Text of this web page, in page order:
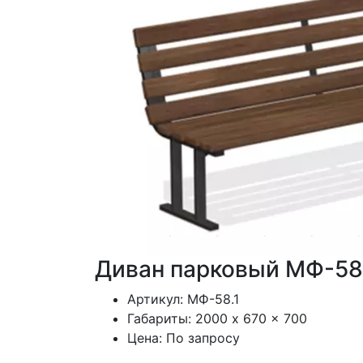
Диван парковый МФ-
Артикул: МФ-58.1
Габариты: 2000 x 670 x 700
Цена: По запросу